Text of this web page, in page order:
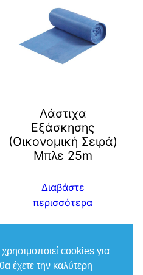
Λάστιχα
Εξάσκησης
(Οικονομική Σειρά)
Μπλε 25m
Διαβάστε
περισσότερα
cookies για
έχετε την καλύτερη